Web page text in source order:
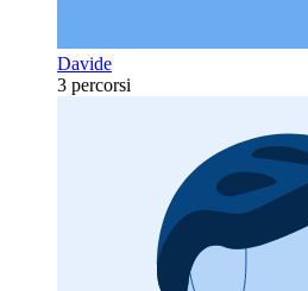
Davide
3 percorsi